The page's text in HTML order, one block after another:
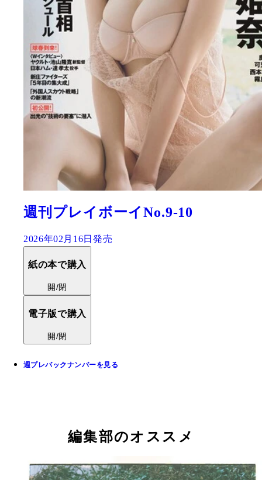
週刊プレイボーイNo.9-10
2026年02月16日発売
紙の本で購入
開/閉
電子版で購入
開/閉
週プレバックナンバーを見る
編集部のオススメ